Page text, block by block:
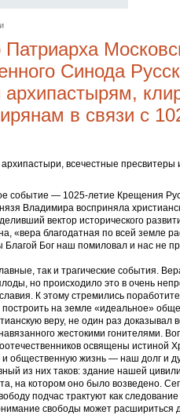
Синода
в связи с
всечестные пресвитеры
событие — 1025-летие Крещения
Владимира восприняла
вектор исторического
«вера благодатная по всей земле
Бог наш помиловал и нас не
так и трагические события.
но происходило это в очень
К этому стремились
на земле «идеальное»
веру, не один раз доказывал
жестокими гонителями.
освящены истиной
общественную жизнь — наш долг и
из них таков: здание нашей
на котором оно было возведено.
подчас трактуют как
свободы может расшириться